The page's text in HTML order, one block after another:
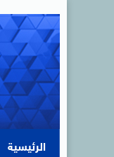
الرئيسية